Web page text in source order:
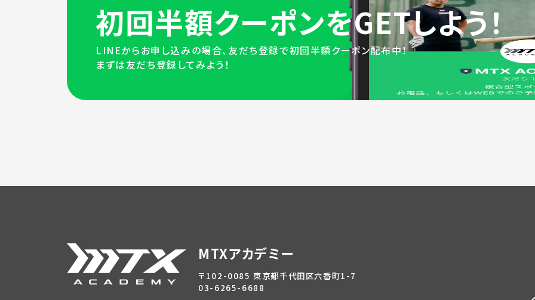
初回半額クーポンをGETしよう！
LINEからお申し込みの場合、友だち登録で初回半額クーポン配布中！
まずは友だち登録してみよう！
MTXアカデミー
〒102-0085 東京都千代田区六番町1-7
03-6265-6688